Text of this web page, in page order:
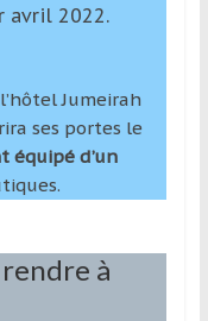
avril 2022.
Jumeirah
ses portes le
équipé d’un
à